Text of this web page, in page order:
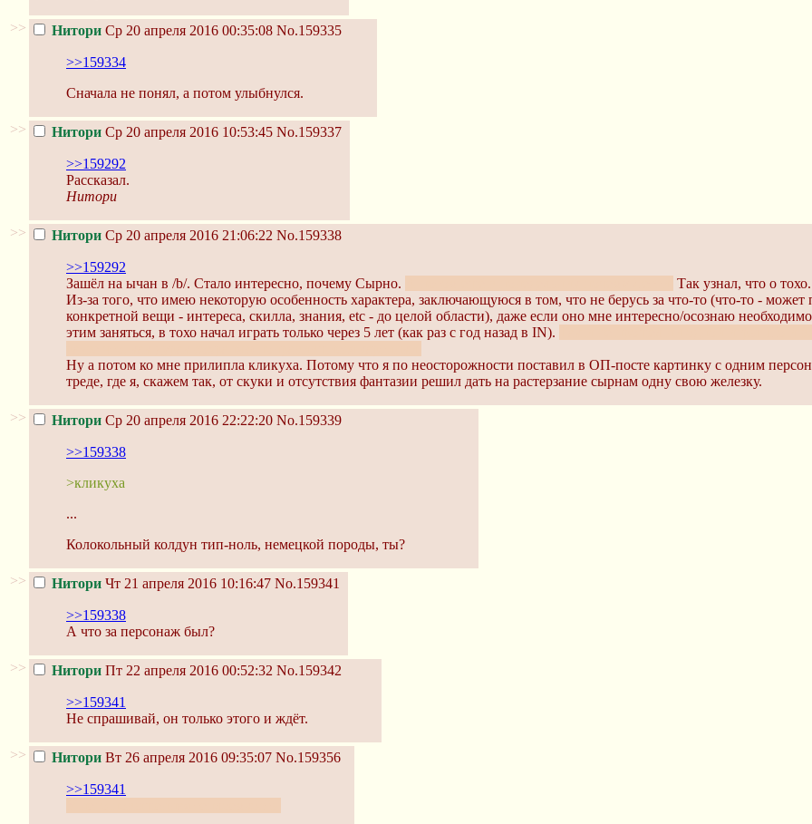
>> Нитори Ср 20 апреля 2016 00:35:08 No.159335
>>159334
Сначала не понял, а потом улыбнулся.
>> Нитори Ср 20 апреля 2016 10:53:45 No.159337
>>159292
Рассказал.
Нитори
>> Нитори Ср 20 апреля 2016 21:06:22 No.159338
>>159292
Зашёл на ычан в /b/. Стало интересно, почему Сырно.
Так узнал, что о тохо.
Из-за того, что имею некоторую особенность характера, заключающуюся в том, что не берусь за что-то (что-то - может
конкретной вещи - интереса, скилла, знания, etc - до целой области), даже если оно мне интересно/осознаю
этим заняться, в тохо начал играть только через 5 лет (как раз с год назад в IN).
Ну а потом ко мне прилипла кликуха. Потому что я по неосторожности поставил в ОП-посте картинку с одним
треде, где я, скажем так, от скуки и отсутствия фантазии решил дать на растерзание сырнам одну свою железку.
>> Нитори Ср 20 апреля 2016 22:22:20 No.159339
>>159338
>кликуха
...
Колокольный колдун тип-ноль, немецкой породы, ты?
>> Нитори Чт 21 апреля 2016 10:16:47 No.159341
>>159338
А что за персонаж был?
>> Нитори Пт 22 апреля 2016 00:52:32 No.159342
>>159341
Не спрашивай, он только этого и ждёт.
>> Нитори Вт 26 апреля 2016 09:35:07 No.159356
>>159341